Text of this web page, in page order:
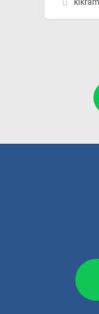
kikram